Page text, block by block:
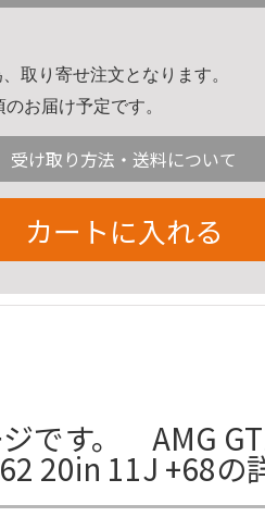
取り寄せ注文となります。
お届け予定です。
受け取り方法・送料について
カートに入れる
です。 AMG
20in 11J +68の